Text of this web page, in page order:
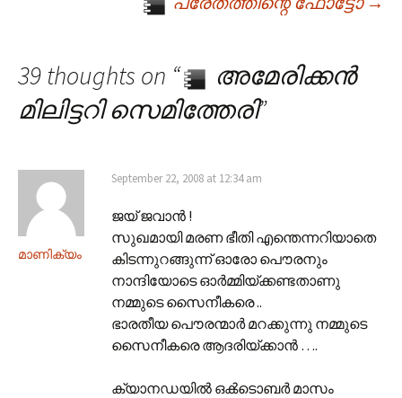
Post navigation
39 thoughts on “
അമേരിക്കന്‍
മിലിട്ടറി സെമിത്തേരി”
മാണിക്യം
September 22, 2008 at 12:34 am
ജയ് ജവാന്‍ !
സുഖമായി മരണ ഭീതി എന്തെന്നറിയാതെ
കിടന്നുറങ്ങുന്ന് ഓരോ പൌരനും
നാന്ദിയോടെ ഓര്‍മ്മിയ്ക്കണ്ടതാണു
നമ്മുടെ സൈനീകരെ ..
ഭാരതീയ പൌരന്മാര്‍ മറക്കുന്നു നമ്മുടെ
സൈനീകരെ ആദരിയ്ക്കാന്‍ ….
ക്യാനഡയില്‍‌ ഒക്‍ടൊബര്‍ മാസം